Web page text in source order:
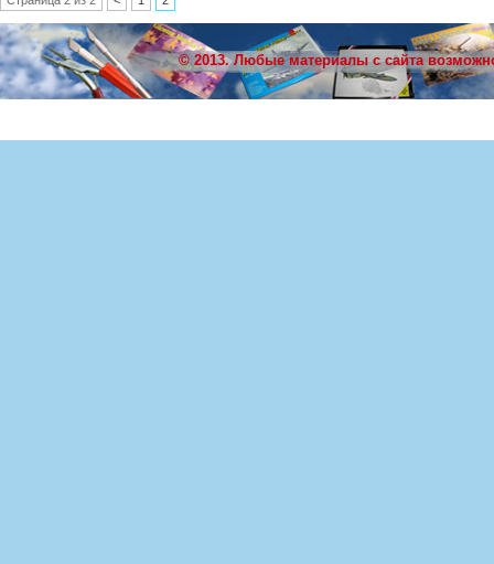
© 2013. Любые материалы с сайта